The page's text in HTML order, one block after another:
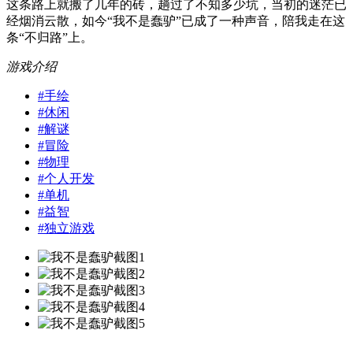
这条路上就搬了几年的砖，趟过了不知多少坑，当初的迷茫已
经烟消云散，如今“我不是蠢驴”已成了一种声音，陪我走在这
条“不归路”上。
游戏介绍
#手绘
#休闲
#解谜
#冒险
#物理
#个人开发
#单机
#益智
#独立游戏